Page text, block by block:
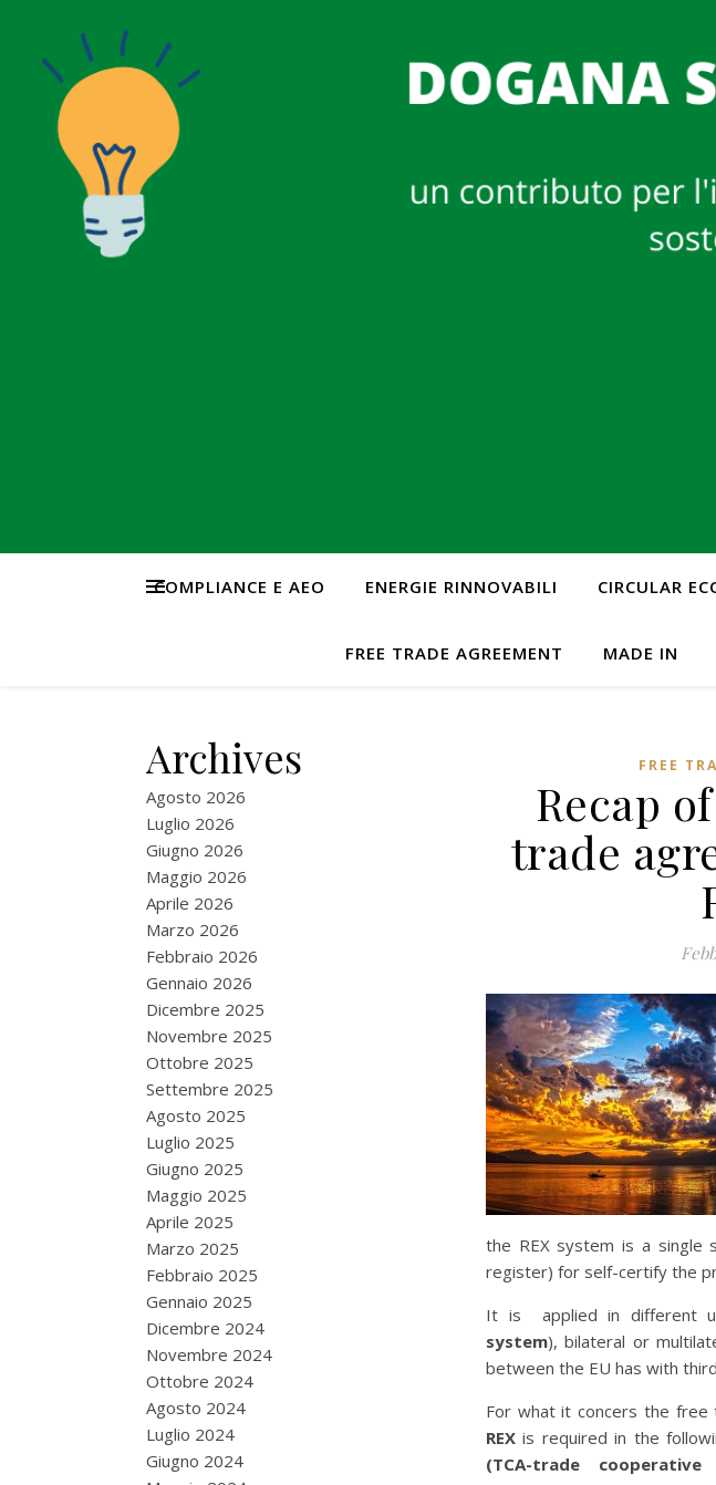
COMPLIANCE E AEO ENERGIE RINNOVABILI CIRCULAR
FREE TRADE AGREEMENT MADE IN
Archives
Agosto 2026
Luglio 2026
Giugno 2026
Maggio 2026
Aprile 2026
Marzo 2026
Febbraio 2026
Gennaio 2026
Dicembre 2025
Novembre 2025
Ottobre 2025
Settembre 2025
Agosto 2025
Luglio 2025
Giugno 2025
Maggio 2025
Aprile 2025
Marzo 2025
Febbraio 2025
Gennaio 2025
Dicembre 2024
Novembre 2024
Ottobre 2024
Agosto 2024
Luglio 2024
Giugno 2024
FREE
Recap
trade
the REX system is a single
register) for self-certify the
It is applied in different
system), bilateral or
between the EU has with
For what it concers the
REXis required in the
(TCA-trade